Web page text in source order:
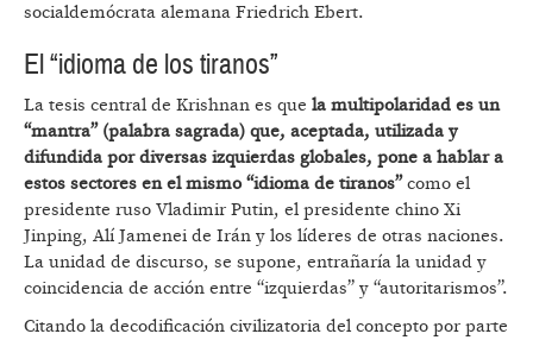
socialdemócrata alemana Friedrich Ebert.
El “idioma de los tiranos”
La tesis central de Krishnan es que la multipolaridad es un
“mantra” (palabra sagrada) que, aceptada, utilizada y
difundida por diversas izquierdas globales, pone a hablar a
estos sectores en el mismo “idioma de tiranos”como el
presidente ruso Vladimir Putin, el presidente chino Xi
Jinping, Alí Jamenei de Irán y los líderes de otras naciones.
La unidad de discurso, se supone, entrañaría la unidad y
coincidencia de acción entre “izquierdas” y “autoritarismos”.
Citando la decodificación civilizatoria del concepto por parte